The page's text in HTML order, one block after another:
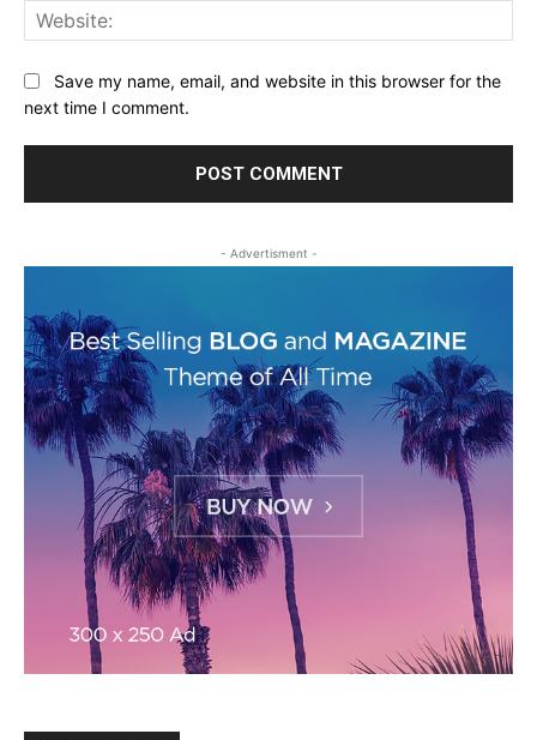
Save my name, email, and website in this browser for the
next time I comment.
- Advertisment -